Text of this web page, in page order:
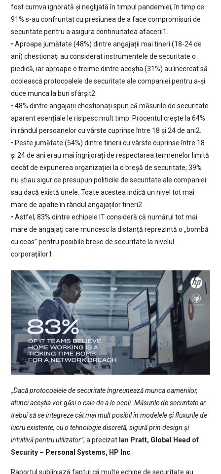
fost cumva ignorată și neglijată în timpul pandemiei, în timp ce
91% s-au confruntat cu presiunea de a face compromisuri de
securitate pentru a asigura continuitatea afacerii1.
• Aproape jumătate (48%) dintre angajații mai tineri (18-24 de
ani) chestionați au considerat instrumentele de securitate o
piedică, iar aproape o treime dintre aceștia (31%) au încercat să
ocolească protocoalele de securitate ale companiei pentru a-și
duce munca la bun sfârșit2.
• 48% dintre angajații chestionați spun că măsurile de securitate
aparent esențiale le risipesc mult timp. Procentul crește la 64%
în rândul persoanelor cu vârste cuprinse între 18 și 24 de ani2.
• Peste jumătate (54%) dintre tinerii cu vârste cuprinse între 18
și 24 de ani erau mai îngrijorați de respectarea termenelor limită
decât de expunerea organizației la o breșă de securitate; 39%
nu știau sigur ce presupun politicile de securitate ale companiei
sau dacă există unele. Toate acestea indică un nivel tot mai
mare de apatie în rândul angajaților tineri2.
• Astfel, 83% dintre echipele IT consideră că numărul tot mai
mare de angajați care muncesc la distanță reprezintă o „bombă
cu ceas” pentru posibile breșe de securitate la nivelul
corporațiilor1.
„Dacă protocoalele de securitate îngreunează munca oamenilor,
atunci aceștia vor găsi o cale de a le ocoli. Măsurile de securitate ar
trebui să se integreze cât mai mult posibil în modelele și fluxurile de
lucru existente, cu o tehnologie discretă, sigură prin design și
intuitivă pentru utilizator”, a precizat Ian Pratt, Global Head of
Security – Personal Systems, HP Inc.
Raportul subliniază faptul că multe echipe de securitate au